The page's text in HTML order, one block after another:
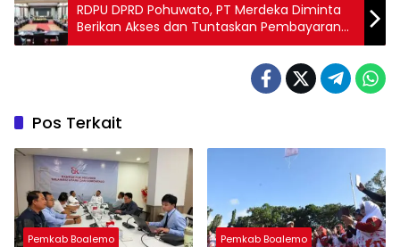
RDPU DPRD Pohuwato, PT Merdeka Diminta
Berikan Akses dan Tuntaskan Pembayaran
Tali Asih
Pos Terkait
Pemkab Boalemo Pemkab Boalemo